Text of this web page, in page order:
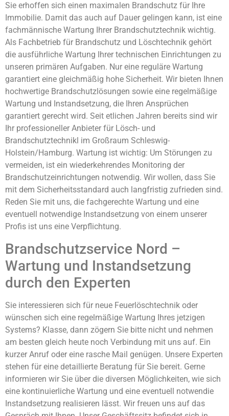
Sie erhoffen sich einen maximalen Brandschutz für Ihre
Immobilie. Damit das auch auf Dauer gelingen kann, ist eine
fachmännische Wartung Ihrer Brandschutztechnik wichtig.
Als Fachbetrieb für Brandschutz und Löschtechnik gehört
die ausführliche Wartung Ihrer technischen Einrichtungen zu
unseren primären Aufgaben. Nur eine reguläre Wartung
garantiert eine gleichmäßig hohe Sicherheit. Wir bieten Ihnen
hochwertige Brandschutzlösungen sowie eine regelmäßige
Wartung und Instandsetzung, die Ihren Ansprüchen
garantiert gerecht wird. Seit etlichen Jahren bereits sind wir
Ihr professioneller Anbieter für Lösch- und
Brandschutztechnikl im Großraum Schleswig-
Holstein/Hamburg. Wartung ist wichtig: Um Störungen zu
vermeiden, ist ein wiederkehrendes Monitoring der
Brandschutzeinrichtungen notwendig. Wir wollen, dass Sie
mit dem Sicherheitsstandard auch langfristig zufrieden sind.
Reden Sie mit uns, die fachgerechte Wartung und eine
eventuell notwendige Instandsetzung von einem unserer
Profis ist uns eine Verpflichtung.
Brandschutzservice Nord –
Wartung und Instandsetzung
durch den Experten
Sie interessieren sich für neue Feuerlöschtechnik oder
wünschen sich eine regelmäßige Wartung Ihres jetzigen
Systems? Klasse, dann zögern Sie bitte nicht und nehmen
am besten gleich heute noch Verbindung mit uns auf. Ein
kurzer Anruf oder eine rasche Mail genügen. Unsere Experten
stehen für eine detaillierte Beratung für Sie bereit. Gerne
informieren wir Sie über die diversen Möglichkeiten, wie sich
eine kontinuierliche Wartung und eine eventuell notwendie
Instandsetzung realisieren lässt. Wir freuen uns auf das